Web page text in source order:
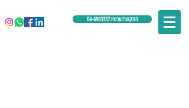
התקשרו עכשיו 04-6963337